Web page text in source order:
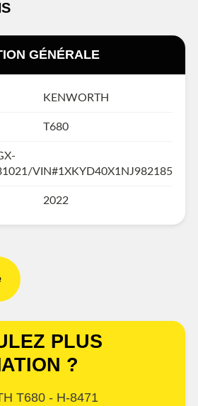
GÉNÉRALE
KENWORTH
T680
VIN#1XKYD40X1NJ982185
2022
PLUS
?
T680 - H-8471